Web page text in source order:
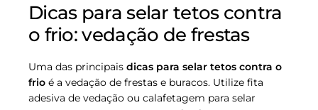
Dicas para selar tetos contra
o frio: vedação de frestas
Uma das principais dicas para selar tetos contra o
frio é a vedação de frestas e buracos. Utilize fita
adesiva de vedação ou calafetagem para selar